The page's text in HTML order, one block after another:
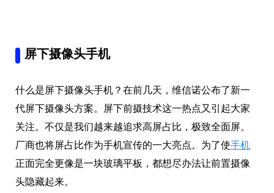
屏下摄像头手机
什么是屏下摄像头手机？在前几天，维信诺公布了新一
代屏下摄像头方案。屏下前摄技术这一热点又引起大家
关注。不仅是我们越来越追求高屏占比，极致全面屏。
厂商也将屏占比作为手机宣传的一大亮点。为了使手机
正面完全更像是一块玻璃平板，都想尽办法让前置摄像
头隐藏起来。